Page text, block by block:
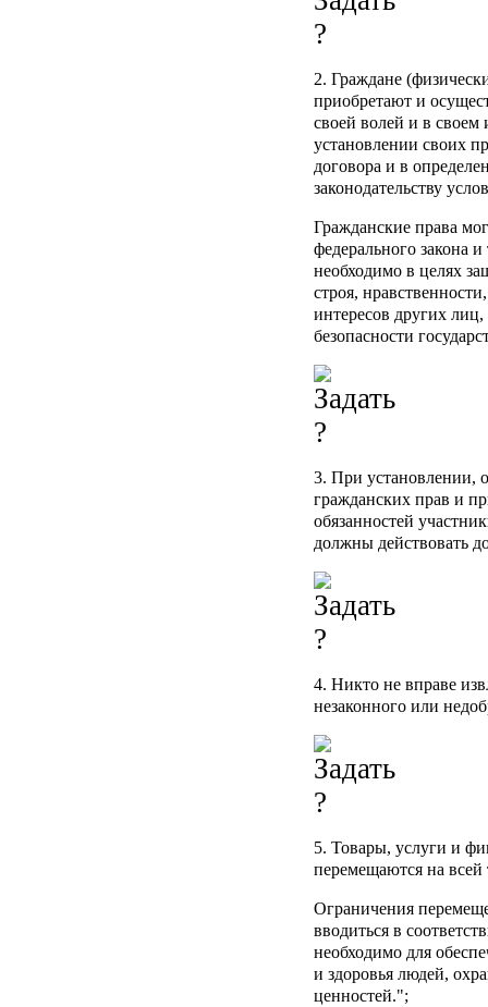
2. Граждане
приобретают и
своей волей и в
установлении своих
договора и в
законодательству
Гражданские права
федерального закона
необходимо в целях
строя,
интересов других
безопасности
3. При установлении,
гражданских прав и
обязанностей
должны действовать
4. Никто не вправе
незаконного или
5. Товары, услуги и
перемещаются на
Ограничения
вводиться в
необходимо для
и здоровья людей,
ценностей.";